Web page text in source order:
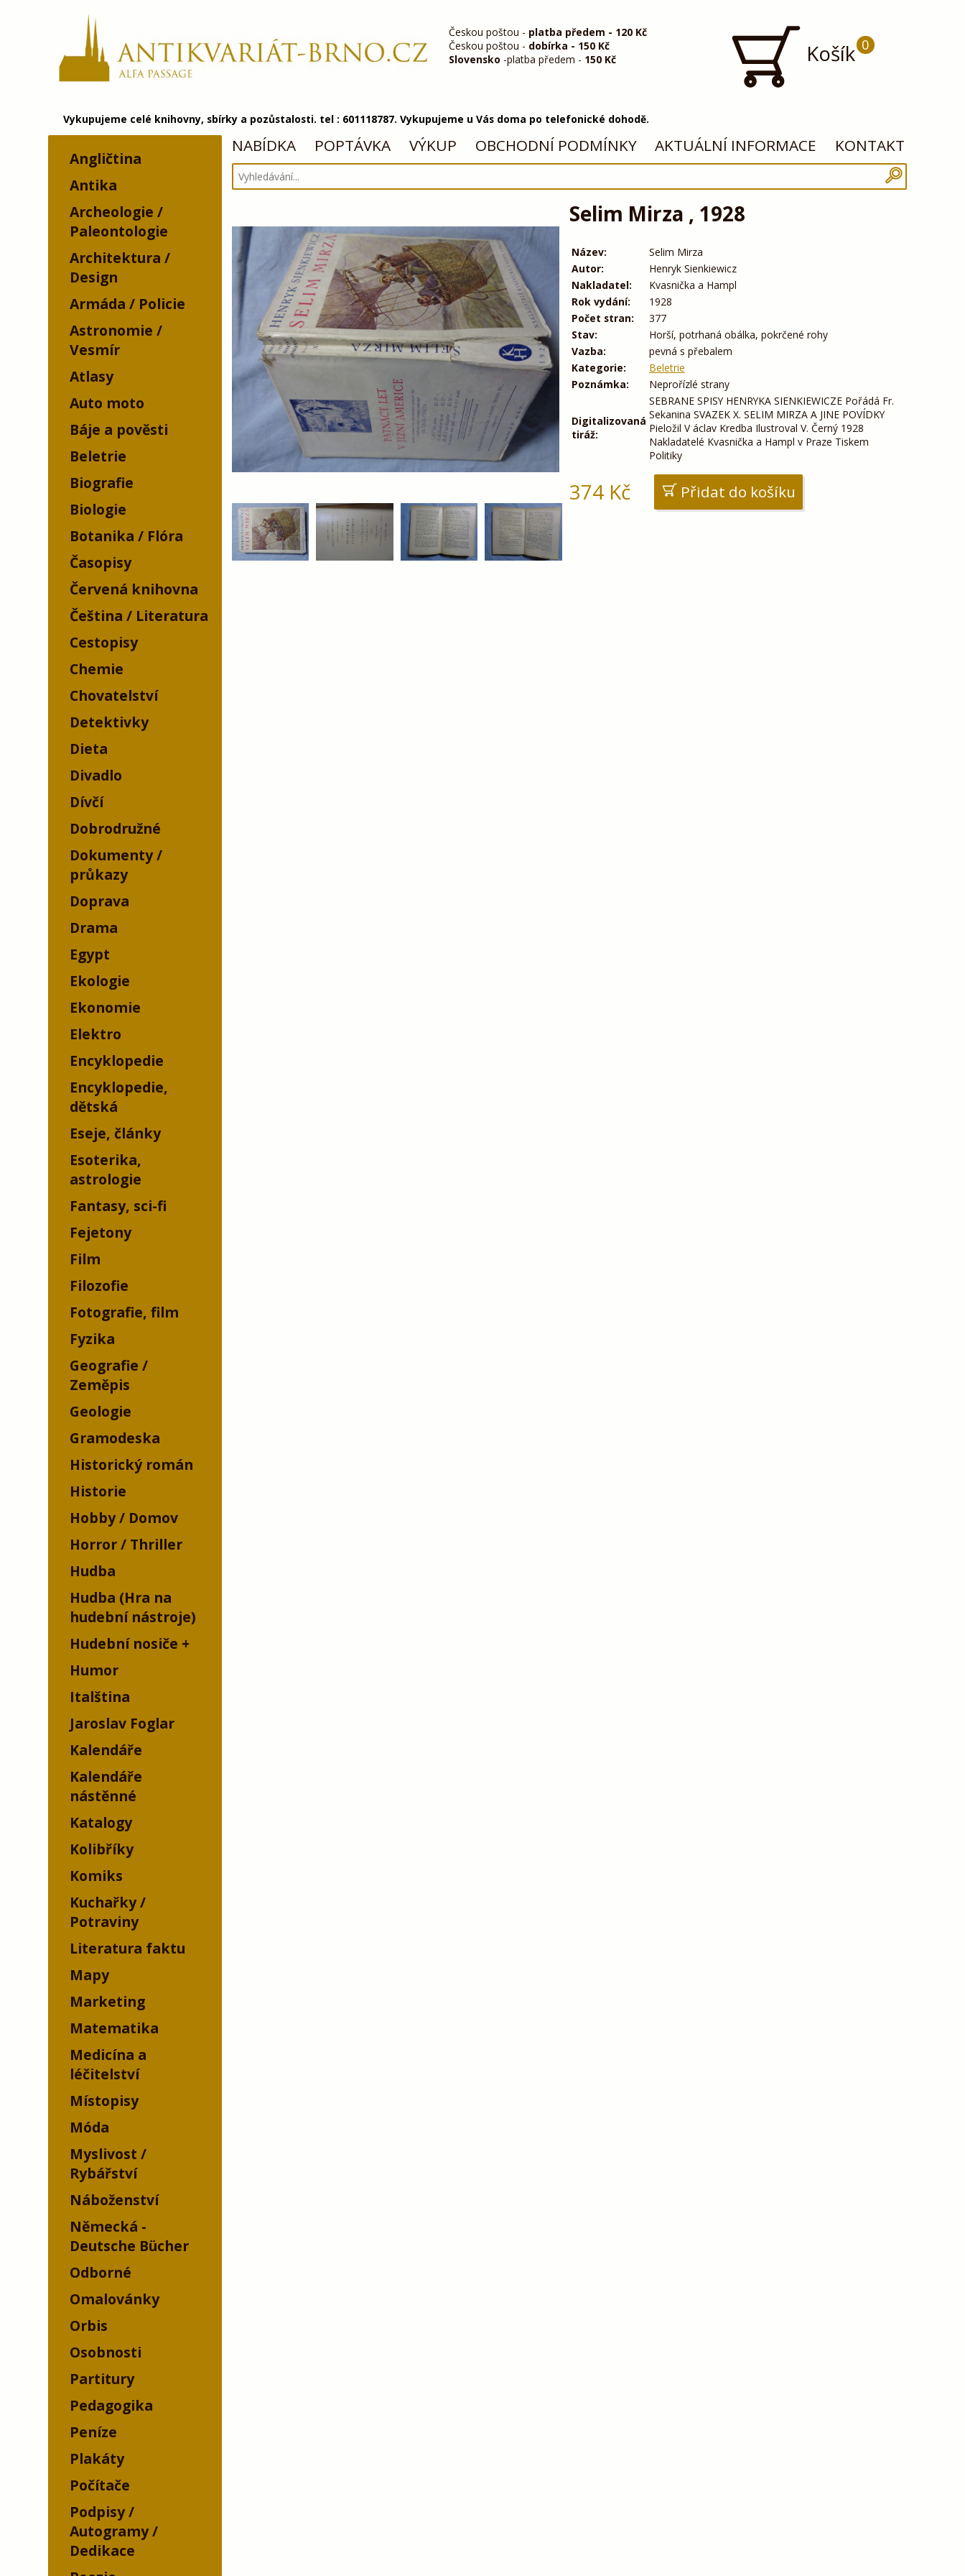
Českou poštou - platba předem - 120 Kč
Českou poštou - dobírka - 150 Kč
Slovensko -platba předem - 150 Kč Košík 0
Vykupujeme celé knihovny, sbírky a pozůstalosti. tel : 601118787. Vykupujeme u Vás doma po telefonické dohodě.
Angličtina
Antika
Archeologie /
Paleontologie
Architektura /
Design
Armáda / Policie
Astronomie /
Vesmír
Atlasy
Auto moto
Báje a pověsti
Beletrie
Biografie
Biologie
Botanika / Flóra
Časopisy
Červená knihovna
Čeština / Literatura
Cestopisy
Chemie
Chovatelství
Detektivky
Dieta
Divadlo
Dívčí
Dobrodružné
Dokumenty /
průkazy
Doprava
Drama
Egypt
Ekologie
Ekonomie
Elektro
Encyklopedie
Encyklopedie,
dětská
Eseje, články
Esoterika,
astrologie
Fantasy, sci-fi
Fejetony
Film
Filozofie
Fotografie, film
Fyzika
Geografie /
Zeměpis
Geologie
Gramodeska
Historický román
Historie
Hobby / Domov
Horror / Thriller
Hudba
Hudba (Hra na
hudební nástroje)
Hudební nosiče
Humor
Italština
Jaroslav Foglar
Kalendáře
Kalendáře
nástěnné
Katalogy
Kolibříky
Komiks
Kuchařky /
Potraviny
Literatura faktu
Mapy
Marketing
Matematika
Medicína a
léčitelství
Místopisy
Móda
Myslivost /
Rybářství
Náboženství
Německá -
Deutsche Bücher
Odborné
Omalovánky
Orbis
Osobnosti
Partitury
Pedagogika
Peníze
Plakáty
Počítače
Podpisy /
Autogramy /
Dedikace
NABÍDKA POPTÁVKA VÝKUP OBCHODNÍ PODMÍNKY AKTUÁLNÍ INFORMACE KONTAKT
Selim Mirza , 1928
Název:
Selim Mirza
Autor:
Henryk Sienkiewicz
Nakladatel:
Kvasnička a Hampl
Rok vydání:
1928
Počet stran:
377
Stav:
Horší, potrhaná obálka, pokrčené rohy
Vazba:
pevná s přebalem
Kategorie:
Beletrie
Poznámka:
Neprořízlé strany
Digitalizovaná
tiráž:
SEBRANE SPISY HENRYKA SIENKIEWICZE Pořádá Fr.
Sekanina SVAZEK X. SELIM MIRZA A JINE POVÍDKY
Pieložil V áclav Kredba Ilustroval V. Černý 1928
Nakladatelé Kvasnička a Hampl v Praze Tiskem
Politiky
374Kč Přidat do košíku